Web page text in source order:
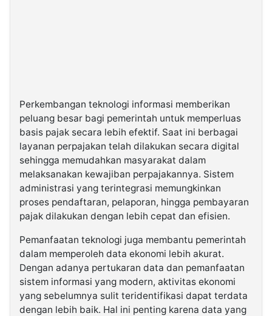
Perkembangan teknologi informasi memberikan
peluang besar bagi pemerintah untuk memperluas
basis pajak secara lebih efektif. Saat ini berbagai
layanan perpajakan telah dilakukan secara digital
sehingga memudahkan masyarakat dalam
melaksanakan kewajiban perpajakannya. Sistem
administrasi yang terintegrasi memungkinkan
proses pendaftaran, pelaporan, hingga pembayaran
pajak dilakukan dengan lebih cepat dan efisien.
Pemanfaatan teknologi juga membantu pemerintah
dalam memperoleh data ekonomi lebih akurat.
Dengan adanya pertukaran data dan pemanfaatan
sistem informasi yang modern, aktivitas ekonomi
yang sebelumnya sulit teridentifikasi dapat terdata
dengan lebih baik. Hal ini penting karena data yang